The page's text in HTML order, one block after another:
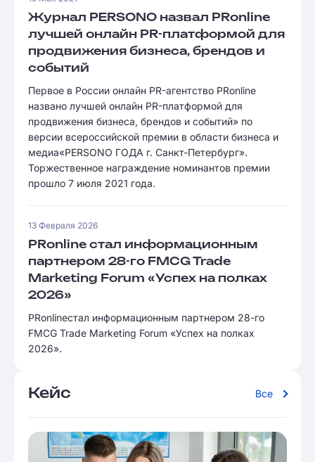
Журнал PERSONO назвал PRonline
лучшей онлайн PR-платформой для
продвижения бизнеса, брендов и
событий
Первое в России онлайн PR-агентство PRonline
названо лучшей онлайн PR-платформой для
продвижения бизнеса, брендов и событий» по
версии всероссийской премии в области бизнеса и
медиа«PERSONO ГОДА г. Санкт-Петербург».
Торжественное награждение номинантов премии
прошло 7 июля 2021 года.
13 Февраля 2026
PRonline стал информационным
партнером 28-го FMCG Trade
Marketing Forum «Успех на полках
2026»
PRonlineстал информационным партнером 28-го
FMCG Trade Marketing Forum «Успех на полках
2026».
Кейс Все